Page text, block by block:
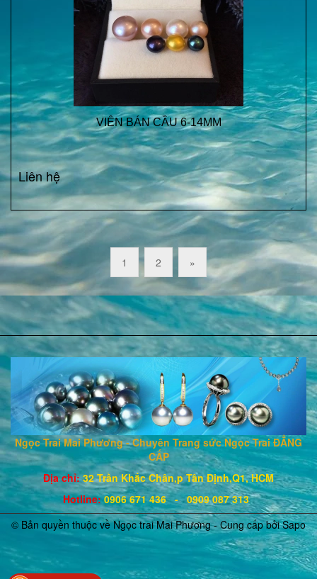
VIÊN BÁN CẦU 6-14MM
Liên hệ
1 2 »
Ngọc Trai Mai Phương - Chuyên Trang sức Ngọc Trai ĐẲNG
CẤP
Địa chỉ: 32 Trần Khắc Chân,p Tân Định,Q1, HCM
Hotline: 0906 671436- 0909 087 313
© Bản quyền thuộc về Ngọc trai Mai Phương - Cung cấp bởiSapo